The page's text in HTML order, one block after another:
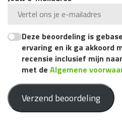
Deze beoordeling is
ervaring en ik ga akkoord
recensie inclusief mijn
met de Algemene
Verzend beoordeling